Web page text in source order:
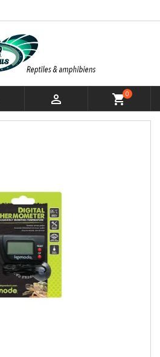
 shopping_cart0